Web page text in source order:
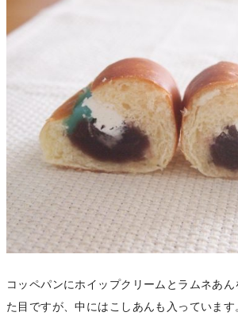
コッペパンにホイップクリームとラムネあ
た目ですが、中にはこしあんも入っていま